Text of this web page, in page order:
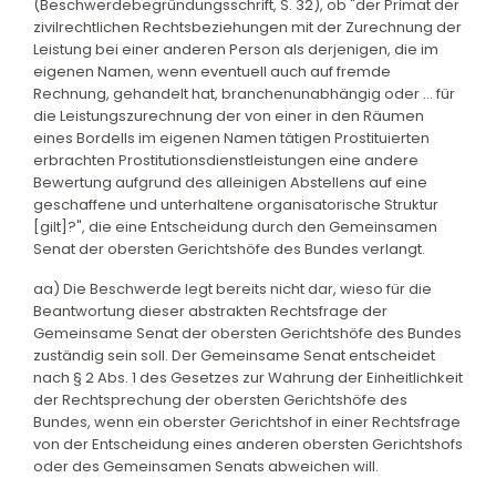
(Beschwerdebegründungsschrift, S. 32), ob "der Primat der
zivilrechtlichen Rechtsbeziehungen mit der Zurechnung der
Leistung bei einer anderen Person als derjenigen, die im
eigenen Namen, wenn eventuell auch auf fremde
Rechnung, gehandelt hat, branchenunabhängig oder ... für
die Leistungszurechnung der von einer in den Räumen
eines Bordells im eigenen Namen tätigen Prostituierten
erbrachten Prostitutionsdienstleistungen eine andere
Bewertung aufgrund des alleinigen Abstellens auf eine
geschaffene und unterhaltene organisatorische Struktur
[gilt]?", die eine Entscheidung durch den Gemeinsamen
Senat der obersten Gerichtshöfe des Bundes verlangt.
aa) Die Beschwerde legt bereits nicht dar, wieso für die
Beantwortung dieser abstrakten Rechtsfrage der
Gemeinsame Senat der obersten Gerichtshöfe des Bundes
zuständig sein soll. Der Gemeinsame Senat entscheidet
nach § 2 Abs. 1 des Gesetzes zur Wahrung der Einheitlichkeit
der Rechtsprechung der obersten Gerichtshöfe des
Bundes, wenn ein oberster Gerichtshof in einer Rechtsfrage
von der Entscheidung eines anderen obersten Gerichtshofs
oder des Gemeinsamen Senats abweichen will.